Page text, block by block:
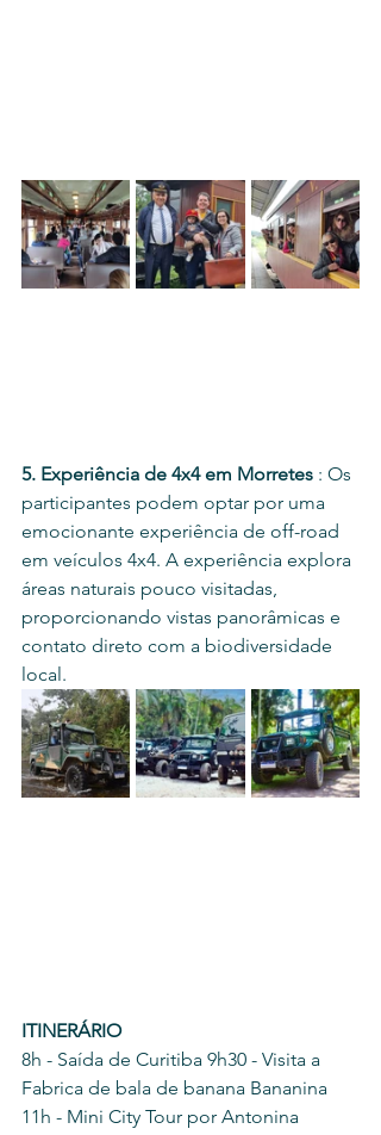
5. Experiência de 4x4 em Morretes : Os
participantes podem optar por uma
emocionante experiência de off-road
em veículos 4x4. A experiência explora
áreas naturais pouco visitadas,
proporcionando vistas panorâmicas e
contato direto com a biodiversidade
local.
ITINERÁRIO
8h - Saída de Curitiba 9h30 - Visita a
Fabrica de bala de banana Bananina
11h - Mini City Tour por Antonina